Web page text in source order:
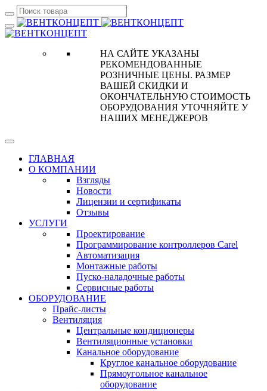
НА САЙТЕ УКАЗАНЫ
РЕКОМЕНДОВАННЫЕ
РОЗНИЧНЫЕ ЦЕНЫ. РАЗМЕР
ВАШЕЙ СКИДКИ И
ОКОНЧАТЕЛЬНУЮ СТОИМОСТЬ
ОБОРУДОВАНИЯ УТОЧНЯЙТЕ У
НАШИХ МЕНЕДЖЕРОВ
ГЛАВНАЯ
О КОМПАНИИ
Взгляды
Новости
Лицензии и сертификаты
Отзывы
УСЛУГИ
Проектирование
Программирование контроллеров Carel
Автоматизация
Монтажные работы
Пуско-наладочные работы
Сервисные работы
ОБОРУДОВАНИЕ
Прайс-листы
Вентиляция
Центральные кондиционеры
Вентиляционные установки
Канальное оборудование
Круглое канальное оборудование
Прямоугольное канальное
оборудование